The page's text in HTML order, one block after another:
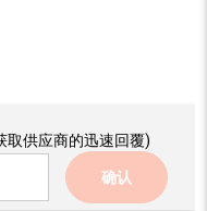
取供应商的迅速回覆)
确认